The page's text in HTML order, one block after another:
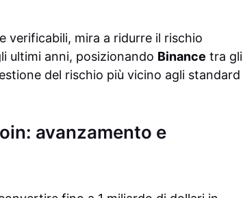
verificabili, mira a ridurre il rischio
ultimi anni, posizionando Binance tra gli
del rischio più vicino agli standard
avanzamento e